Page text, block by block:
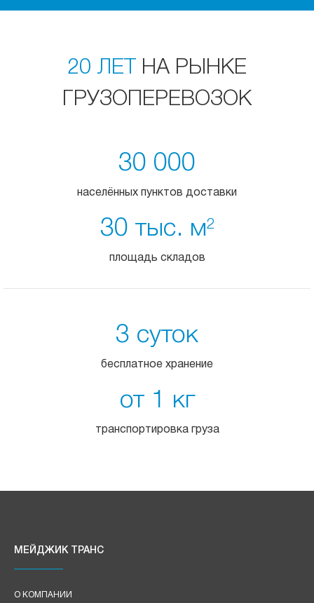
20 ЛЕТ
НА РЫНКЕ
ГРУЗОПЕРЕВОЗОК
30 000
населённых пунктов доставки
30 тыс. м2
площадь складов
3 суток
бесплатное хранение
от 1 кг
транспортировка груза
МЕЙДЖИК ТРАНС
О КОМПАНИИ